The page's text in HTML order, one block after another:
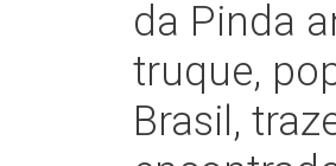
da Pinda
truque,
Brasil,